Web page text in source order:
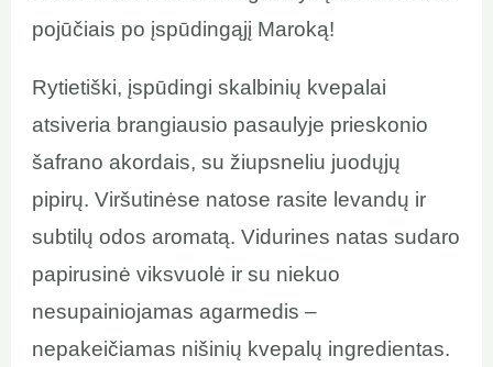
pojūčiais po įspūdingąjį Maroką!
Rytietiški, įspūdingi skalbinių kvepalai
atsiveria brangiausio pasaulyje prieskonio
šafrano akordais, su žiupsneliu juodųjų
pipirų. Viršutinėse natose rasite levandų ir
subtilų odos aromatą. Vidurines natas sudaro
papirusinė viksvuolė ir su niekuo
nesupainiojamas agarmedis –
nepakeičiamas nišinių kvepalų ingredientas.